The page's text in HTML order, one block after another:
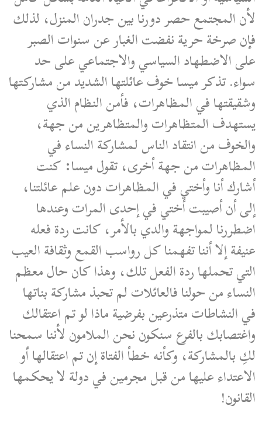
لأن المجتمع حصر دورنا بين جدران المنزل، لذلك
فإن صرخة حرية نفضت الغبار عن سنوات الصبر
على الاضطهاد السياسي والاجتماعي على حد
سواء. تذكر ميسا خوف عائلتها الشديد من مشاركتها
وشقيقتها في المظاهرات، فأمن النظام الذي
يستهدف المتظاهرات والمتظاهرين من جهة،
والخوف من انتقاد الناس لمشاركة النساء في
المظاهرات من جهة أخرى، تقول ميسا: كنت
أشارك أنا وأختي في المظاهرات دون علم عائلتنا،
إلى أن أصيبت أختي في إحدى المرات وعندها
اضطررنا لمواجهة والدي بالأمر، كانت ردة فعله
عنيفة إلا أننا تفهمنا كل رواسب القمع وثقافة العيب
التي تحملها ردة الفعل تلك، وهذا كان حال معظم
النساء من حولنا فالعائلات لم تحبذ مشاركة بناتها
في النشاطات متذرعين بفرضية ماذا لو تم اعتقالك
واغتصابك بالفرع سنكون نحن الملامون لأننا سمحنا
لكِ بالمشاركة، وكأنه خطأ الفتاة إن تم اعتقالها أو
الاعتداء عليها من قبل مجرمين في دولة لا يحكمها
القانون!